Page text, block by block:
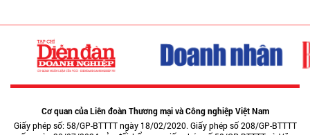
Cơ quan của Liên đoàn Thương mại và Công nghiệp Việt Nam
Giấy phép số: 58/GP-BTTTT ngày 18/02/2020. Giấy phép số 208/GP-BTTTT